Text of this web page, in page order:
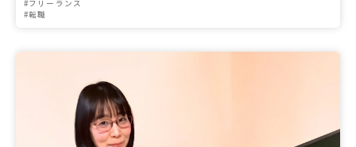
#フリーランス
#転職